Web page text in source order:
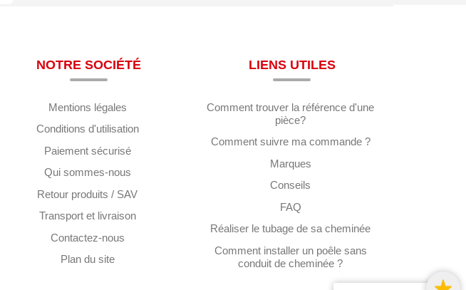
NOTRE SOCIÉTÉ
Mentions légales
Conditions d'utilisation
Paiement sécurisé
Qui sommes-nous
Retour produits / SAV
Transport et livraison
Contactez-nous
Plan du site
LIENS UTILES
Comment trouver la référence d'une
pièce?
Comment suivre ma commande ?
Marques
Conseils
FAQ
Réaliser le tubage de sa cheminée
Comment installer un poêle sans
conduit de cheminée ?